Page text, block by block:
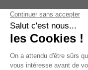
ABONNEZ-